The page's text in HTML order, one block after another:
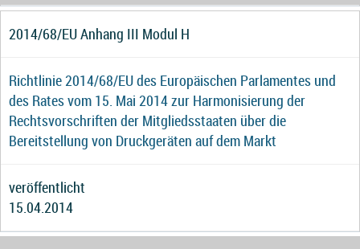
2014/68/EU Anhang III Modul H
Richtlinie 2014/68/EU des Europäischen Parlamentes und
des Rates vom 15. Mai 2014 zur Harmonisierung der
Rechtsvorschriften der Mitgliedsstaaten über die
Bereitstellung von Druckgeräten auf dem Markt
veröffentlicht
15.04.2014